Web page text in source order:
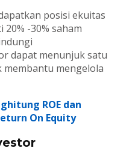
posisi ekuitas
-30% saham
dapat menunjuk satu
mengelola
ROE dan
On Equity